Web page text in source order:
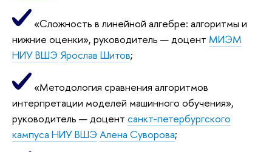
«Сложность в линейной алгебре: алгоритмы и
нижние оценки», руководитель — доцент МИЭМ
НИУ ВШЭ Ярослав Шитов;
«Методология сравнения алгоритмов
интерпретации моделей машинного обучения»,
руководитель — доцент санкт-петербургского
кампуса НИУ ВШЭ Алена Суворова;